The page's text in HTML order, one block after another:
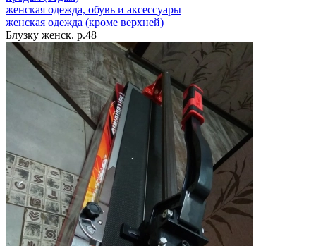
женская одежда, обувь и аксессуары
женская одежда (кроме верхней)
Блузку женск. р.48